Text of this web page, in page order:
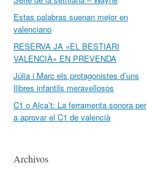
Estas palabras suenan mejor en
valenciano
RESERVA JA «EL BESTIARI
VALENCIÀ» EN PREVENDA
Júlia i Marc els protagonistes d’uns
llibres infantils meravellosos
C1 o Alça’t: La ferramenta sonora per
a aprovar el C1 de valencià
Archivos